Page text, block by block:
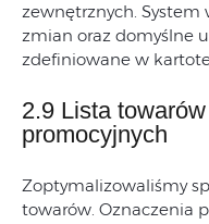
zewnętrznych. System
zmian oraz domyślne
zdefiniowane w
2.9 Lista
promocyjnych
Zoptymalizowaliśmy
towarów. Oznaczenia